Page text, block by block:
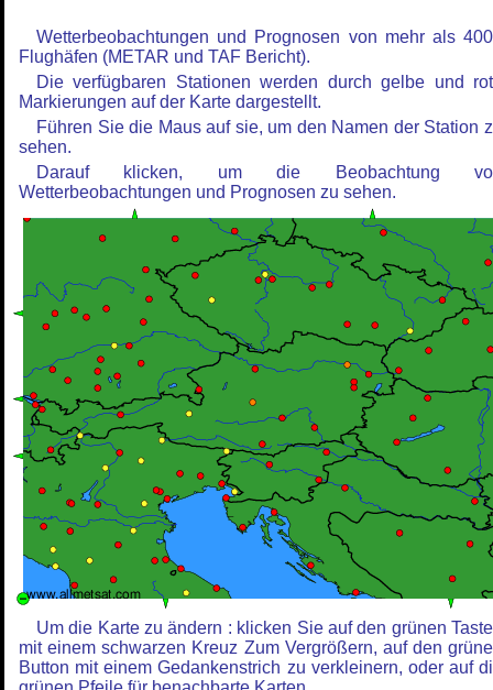
Wetterbeobachtungen und Prognosen von mehr als
Flughäfen (METAR und TAF Bericht).
Die verfügbaren Stationen werden durch gelbe und
Markierungen auf der Karte dargestellt.
Führen Sie die Maus auf sie, um den Namen der Station
sehen.
Darauf klicken, um die Beobachtung
Wetterbeobachtungen und Prognosen zu sehen.
Um die Karte zu ändern : klicken Sie auf den grünen
mit einem schwarzen Kreuz Zum Vergrößern, auf den
Button mit einem Gedankenstrich zu verkleinern, oder auf